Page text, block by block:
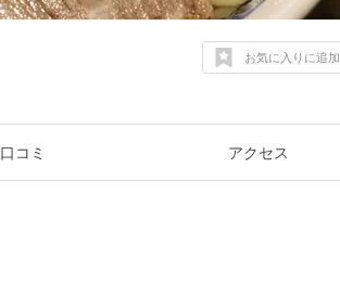
お気に入りに追加
口コミ アクセス